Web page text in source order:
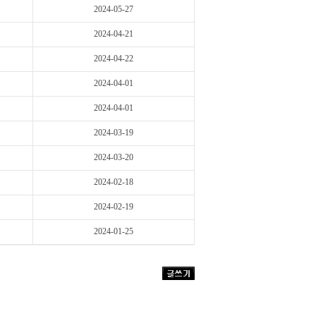
2024-05-27
2024-04-21
2024-04-22
2024-04-01
2024-04-01
2024-03-19
2024-03-20
2024-02-18
2024-02-19
2024-01-25